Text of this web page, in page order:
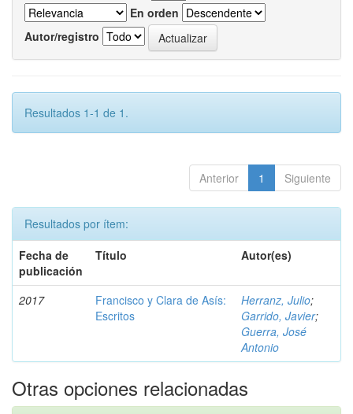
En orden
Autor/registro
Resultados 1-1 de 1.
Anterior 1 Siguiente
Resultados por ítem:
Fecha de
publicación
Título Autor(es)
2017
Francisco y Clara de Asís:
Escritos
Herranz, Julio;
Garrido, Javier;
Guerra, José
Antonio
Otras opciones relacionadas